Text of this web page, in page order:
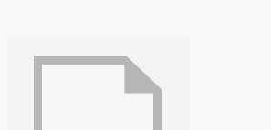
Collection Tree